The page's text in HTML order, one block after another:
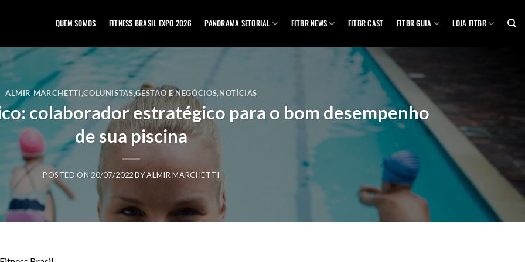
QUEM SOMOS FITNESS BRASIL EXPO 2026 PANORAMA SETORIAL FITBR NEWS FITBR CAST FITBR GUIA LOJA FITBR
ALMIR MARCHETTI,COLUNISTAS,GESTÃO E NEGÓCIOS,NOTÍCIAS
colaborador estratégico para o bom desempenho
de sua piscina
POSTED ON 20/07/2022 BYALMIR MARCHETTI